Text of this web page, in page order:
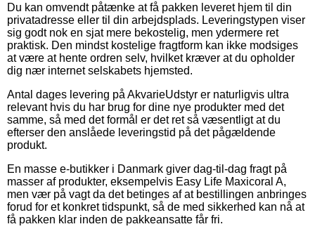
Du kan omvendt påtænke at få pakken leveret hjem til din
privatadresse eller til din arbejdsplads. Leveringstypen viser
sig godt nok en sjat mere bekostelig, men ydermere ret
praktisk. Den mindst kostelige fragtform kan ikke modsiges
at være at hente ordren selv, hvilket kræver at du opholder
dig nær internet selskabets hjemsted.
Antal dages levering på AkvarieUdstyr er naturligvis ultra
relevant hvis du har brug for dine nye produkter med det
samme, så med det formål er det ret så væsentligt at du
efterser den anslåede leveringstid på det pågældende
produkt.
En masse e-butikker i Danmark giver dag-til-dag fragt på
masser af produkter, eksempelvis Easy Life Maxicoral A,
men vær på vagt da det betinges af at bestillingen anbringes
forud for et konkret tidspunkt, så de med sikkerhed kan nå at
få pakken klar inden de pakkeansatte får fri.